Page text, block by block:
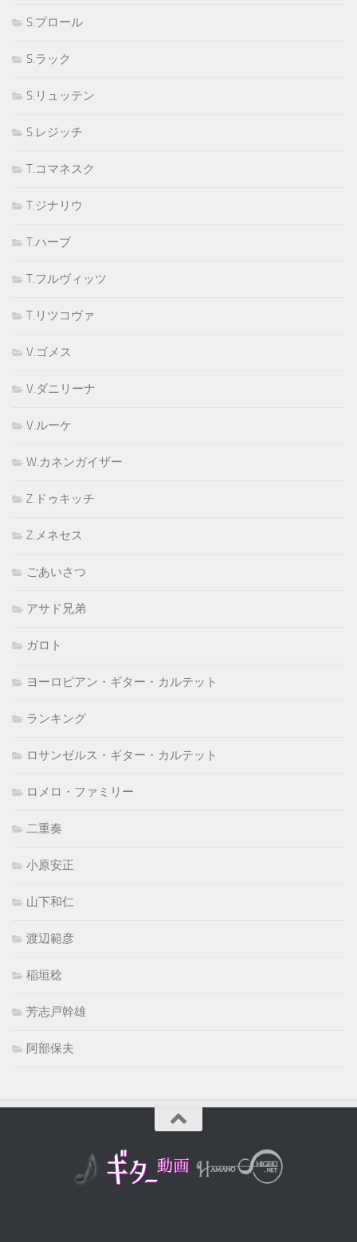
S.プロール
S.ラック
S.リュッテン
S.レジッチ
T.コマネスク
T.ジナリウ
T.ハーブ
T.フルヴィッツ
T.リツコヴァ
V.ゴメス
V.ダニリーナ
V.ルーケ
W.カネンガイザー
Z.ドゥキッチ
Z.メネセス
ごあいさつ
アサド兄弟
ガロト
ヨーロピアン・ギター・カルテット
ランキング
ロサンゼルス・ギター・カルテット
ロメロ・ファミリー
二重奏
小原安正
山下和仁
渡辺範彦
稲垣稔
芳志戸幹雄
阿部保夫